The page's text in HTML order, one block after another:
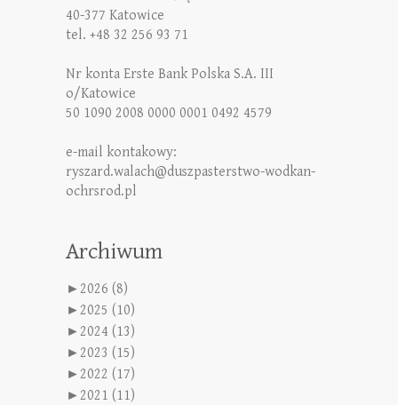
40-377 Katowice
tel. +48 32 256 93 71
Nr konta Erste Bank Polska S.A. III
o/Katowice
50 1090 2008 0000 0001 0492 4579
e-mail kontakowy:
ryszard.walach@duszpasterstwo-wodkan-
ochrsrod.pl
Archiwum
►2026 (8)
►2025 (10)
►2024 (13)
►2023 (15)
►2022 (17)
►2021 (11)